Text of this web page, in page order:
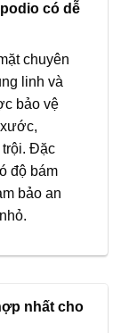
có dễ
chuyên
linh và
bảo vệ
trội. Đặc
độ bám
bảo an
nhất cho